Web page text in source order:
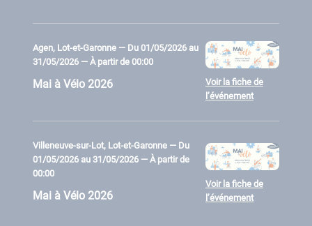
Agen, Lot-et-Garonne — Du 01/05/2026 au
31/05/2026 — À partir de 00:00
Mai à Vélo 2026
Voir la fiche de
l’événement
Villeneuve-sur-Lot, Lot-et-Garonne — Du
01/05/2026 au 31/05/2026 — À partir de
00:00
Mai à Vélo 2026
Voir la fiche de
l’événement